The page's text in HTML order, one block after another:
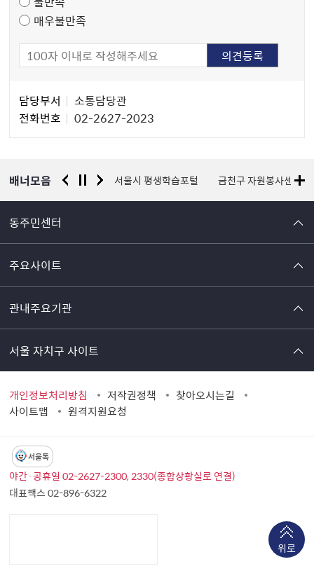
매우불만족
자
담당부서
소통담당관
전화번호
02-2627-2023
배너모음
경찰청 유실물 통합포털 서울시 평생학습포털 금천구 자원봉사센터
동주민센터
주요사이트
관내주요기관
서울 자치구 사이트
개인정보처리방침 저작권정책
찾아오시는길
사이트맵
원격지원요청
위로
서울톡
야간·공휴일 02-2627-2300, 2330(종합상황실로 연결)
대표팩스 02-896-6322